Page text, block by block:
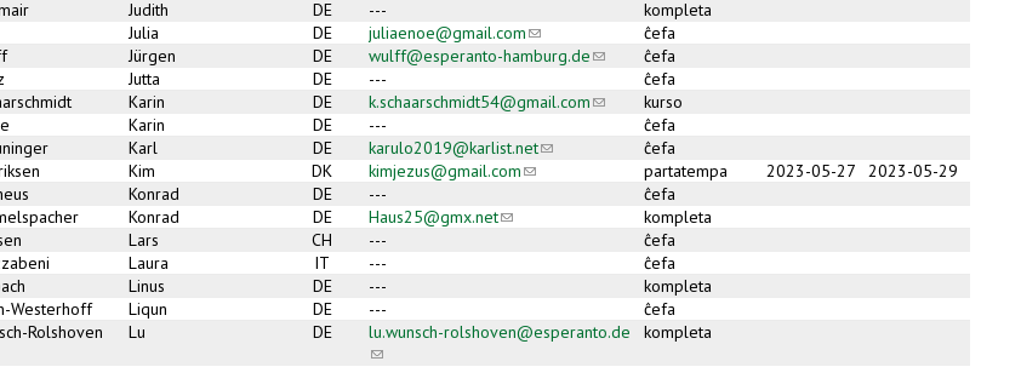
Judith DE ---
kompleta
Julia DE juliaenoe@gmail.com(link sends e-mail)ĉefa
Jürgen DE wulff@esperanto-hamburg.de(link sends e-mail)
ĉefa
Jutta DE ---
ĉefa
Karin DE k.schaarschmidt54@gmail.com(link sends e-mail)
kurso
Karin DE ---
ĉefa
Karl DE karulo2019@karlist.net(link sends e-mail)
ĉefa
Kim DK kimjezus@gmail.com(link sends e-mail)partatempa 2023-05-27
2023-05-29
Konrad DE ---
ĉefa
Konrad DE Haus25@gmx.net(link sends e-mail)
kompleta
Lars CH ---
ĉefa
Laura IT ---
ĉefa
Linus DE ---
kompleta
Westerhoff Liqun DE ---
ĉefa
Rolshoven Lu DE
lu.wunsch-rolshoven@esperanto.de
(link sends e-mail)
kompleta